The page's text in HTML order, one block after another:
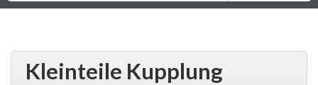
Kleinteile Kupplung